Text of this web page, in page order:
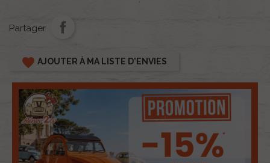
Partager
favorite AJOUTER À MA LISTE D'ENVIES